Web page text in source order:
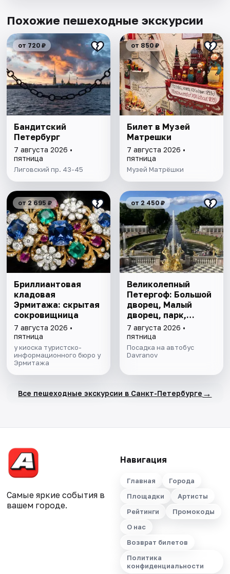
Похожие пешеходные экскурсии
от 720 ₽
Бандитский
Петербург
7 августа 2026 •
пятница
Лиговский пр. 43-45
от 850 ₽
Билет в Музей
Матрешки
7 августа 2026 •
пятница
Музей Матрёшки
от 2 695 ₽
Бриллиантовая
кладовая
Эрмитажа: скрытая
сокровищница
7 августа 2026 •
пятница
у киоска туристско-
информационного бюро у
Эрмитажа
от 2 450 ₽
Великолепный
Петергоф: Большой
дворец, Малый
дворец, парк,
фонтаны
7 августа 2026 •
пятница
Посадка на автобус
Davranov
Все пешеходные экскурсии в Санкт-Петербурге →
Самые яркие события в
вашем городе.
Навигация
Главная
Города
Площадки
Артисты
Рейтинги
Промокоды
О нас
Возврат билетов
Политика
конфиденциальности